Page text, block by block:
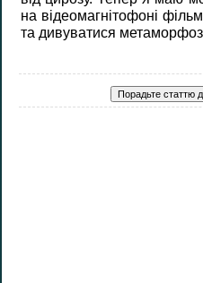
на відео­магнітофоні
та дивуватися